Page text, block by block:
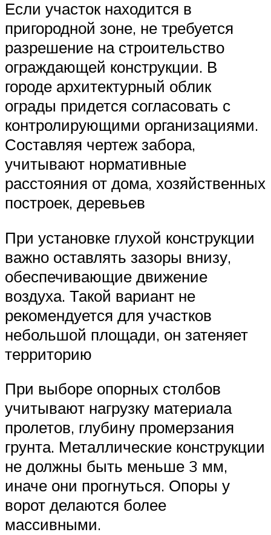
Если участок находится в
пригородной зоне, не требуется
разрешение на строительство
ограждающей конструкции. В
городе архитектурный облик
ограды придется согласовать с
контролирующими организациями.
Составляя чертеж забора,
учитывают нормативные
расстояния от дома, хозяйственных
построек, деревьев
При установке глухой конструкции
важно оставлять зазоры внизу,
обеспечивающие движение
воздуха. Такой вариант не
рекомендуется для участков
небольшой площади, он затеняет
территорию
При выборе опорных столбов
учитывают нагрузку материала
пролетов, глубину промерзания
грунта. Металлические конструкции
не должны быть меньше 3 мм,
иначе они прогнуться. Опоры у
ворот делаются более
массивными.